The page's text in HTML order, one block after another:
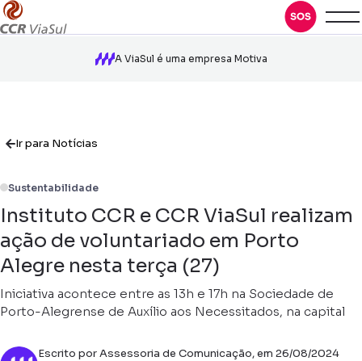
A ViaSul é uma empresa Motiva
Ir para Notícias
Sustentabilidade
Instituto CCR e CCR ViaSul realizam
ação de voluntariado em Porto
Alegre nesta terça (27)
Iniciativa acontece entre as 13h e 17h na Sociedade de
Porto-Alegrense de Auxílio aos Necessitados, na capital
Escrito por Assessoria de Comunicação, em 26/08/2024